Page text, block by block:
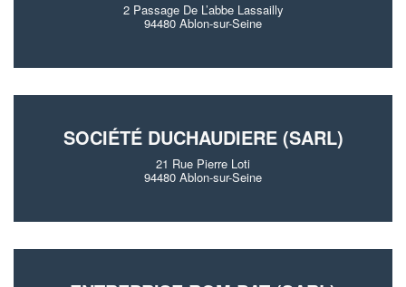
2 Passage De L’abbe Lassailly
94480 Ablon-sur-Seine
SOCIÉTÉ DUCHAUDIERE (SARL)
21 Rue Pierre Loti
94480 Ablon-sur-Seine